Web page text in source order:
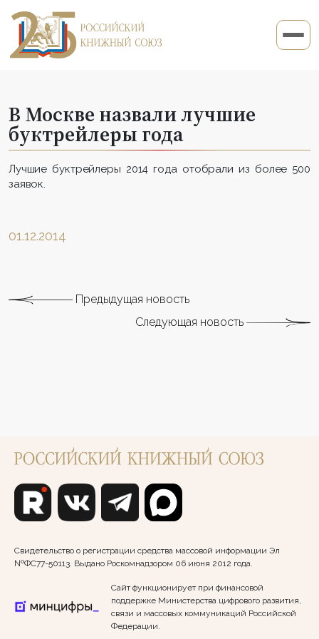
В Москве назвали лучшие
буктрейлеры года
Лучшие буктрейлеры 2014 года отобрали из более 500
заявок.
01.12.2014
Предыдущая новость
Следующая новость
Свидетельство о регистрации средства массовой информации Эл
№ФС77-50113. Выдано Роскомнадзором 06 июня 2012 года.
Сайт функционирует при финансовой
поддержке Министерства цифрового развития,
связи и массовых коммуникаций Российской
Федерации.